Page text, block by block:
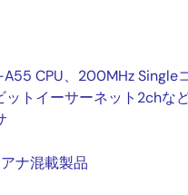
CPU、200MHz Single
トイーサーネット2chな
ナ混載製品